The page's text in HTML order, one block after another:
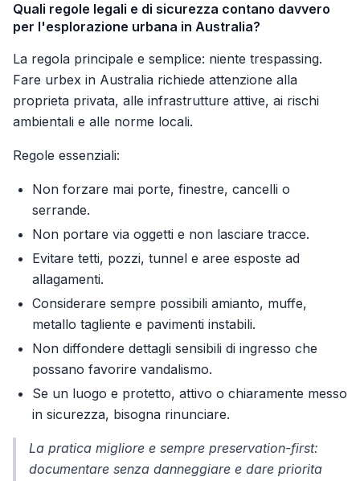
Quali regole legali e di sicurezza contano davvero
per l'esplorazione urbana in Australia?
La regola principale e semplice: niente trespassing.
Fare urbex in Australia richiede attenzione alla
proprieta privata, alle infrastrutture attive, ai rischi
ambientali e alle norme locali.
Regole essenziali:
Non forzare mai porte, finestre, cancelli o
serrande.
Non portare via oggetti e non lasciare tracce.
Evitare tetti, pozzi, tunnel e aree esposte ad
allagamenti.
Considerare sempre possibili amianto, muffe,
metallo tagliente e pavimenti instabili.
Non diffondere dettagli sensibili di ingresso che
possano favorire vandalismo.
Se un luogo e protetto, attivo o chiaramente messo
in sicurezza, bisogna rinunciare.
La pratica migliore e sempre preservation-first:
documentare senza danneggiare e dare priorita